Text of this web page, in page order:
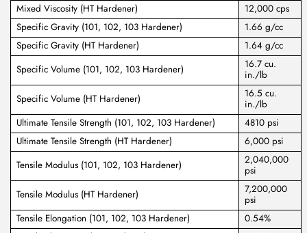
Mixed Viscosity (HT Hardener)
12,000 cps
Specific Gravity (101, 102, 103 Hardener)
1.66 g/cc
Specific Gravity (HT Hardener)
1.64 g/cc
Specific Volume (101, 102, 103 Hardener)
16.7 cu.
in./lb
Specific Volume (HT Hardener)
16.5 cu.
in./lb
Ultimate Tensile Strength (101, 102, 103 Hardener)
4810 psi
Ultimate Tensile Strength (HT Hardener)
6,000 psi
Tensile Modulus (101, 102, 103 Hardener)
2,040,000
psi
Tensile Modulus (HT Hardener)
7,200,000
psi
Tensile Elongation (101, 102, 103 Hardener)
0.54%